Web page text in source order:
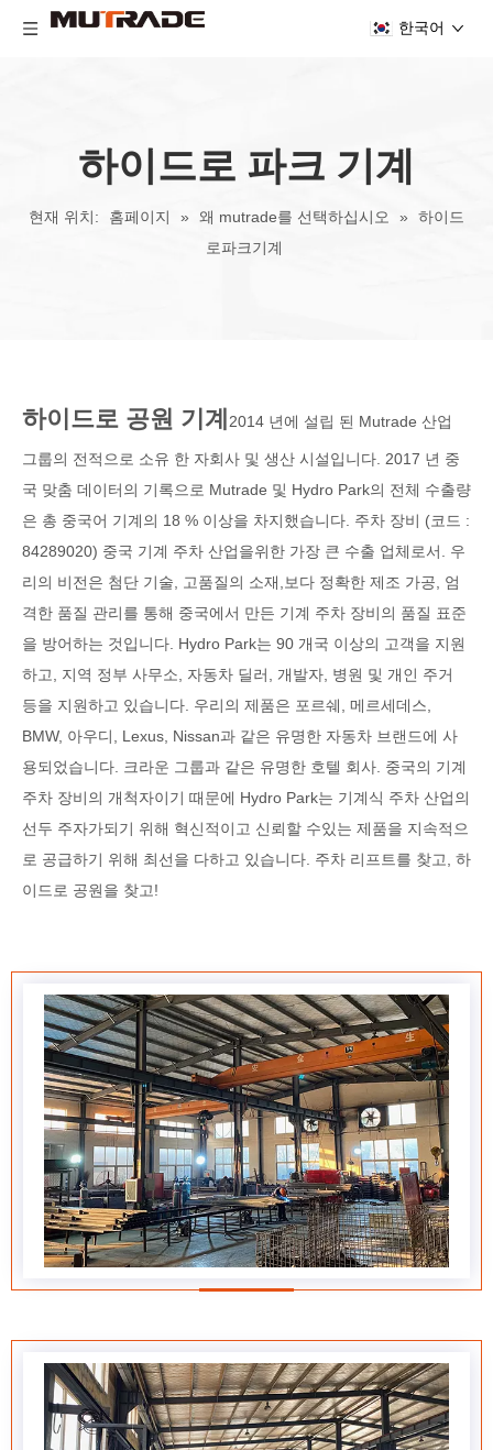
한국어
하이드로 파크 기계
현재 위치: 홈페이지 » 왜 mutrade를 선택하십시오 »
하이드
로파크기계
하이드로 공원 기계 2014 년에 설립 된 Mutrade 산업
그룹의 전적으로 소유 한 자회사 및 생산 시설입니다. 2017 년 중
국 맞춤 데이터의 기록으로 Mutrade 및 Hydro Park의 전체 수출량
은 총 중국어 기계의 18 % 이상을 차지했습니다. 주차 장비 (코드 :
84289020) 중국 기계 주차 산업을위한 가장 큰 수출 업체로서. 우
리의 비전은 첨단 기술, 고품질의 소재,보다 정확한 제조 가공, 엄
격한 품질 관리를 통해 중국에서 만든 기계 주차 장비의 품질 표준
을 방어하는 것입니다. Hydro Park는 90 개국 이상의 고객을 지원
하고, 지역 정부 사무소, 자동차 딜러, 개발자, 병원 및 개인 주거
등을 지원하고 있습니다. 우리의 제품은 포르쉐, 메르세데스,
BMW, 아우디, Lexus, Nissan과 같은 유명한 자동차 브랜드에 사
용되었습니다. 크라운 그룹과 같은 유명한 호텔 회사. 중국의 기계
주차 장비의 개척자이기 때문에 Hydro Park는 기계식 주차 산업의
선두 주자가되기 위해 혁신적이고 신뢰할 수있는 제품을 지속적으
로 공급하기 위해 최선을 다하고 있습니다. 주차 리프트를 찾고, 하
이드로 공원을 찾고!